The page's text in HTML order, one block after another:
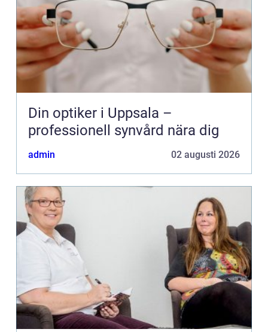
Din optiker i Uppsala –
professionell synvård nära dig
admin 02 augusti 2026